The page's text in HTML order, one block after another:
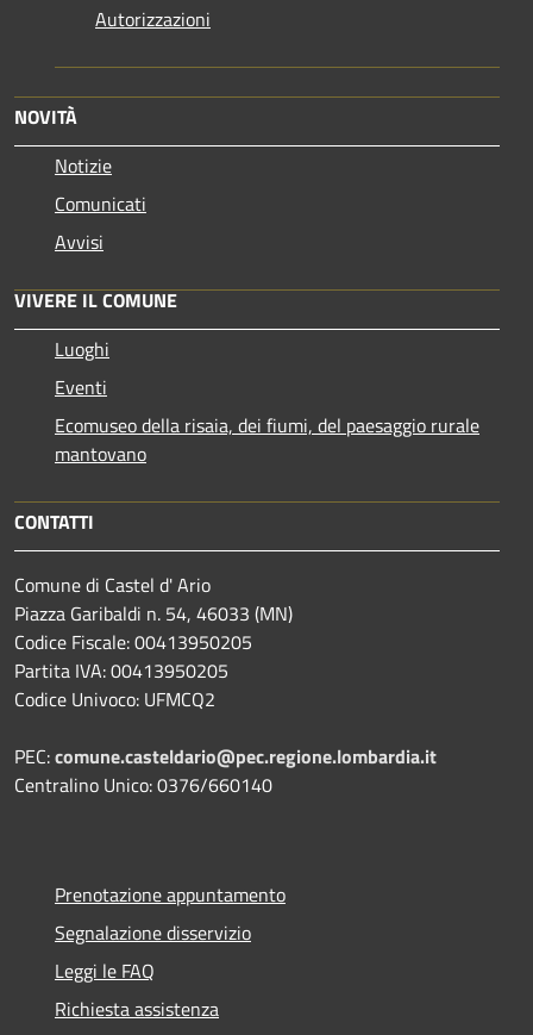
Autorizzazioni
NOVITÀ
Notizie
Comunicati
Avvisi
VIVERE IL COMUNE
Luoghi
Eventi
Ecomuseo della risaia, dei fiumi, del paesaggio rurale
mantovano
CONTATTI
Comune di Castel d' Ario
Piazza Garibaldi n. 54, 46033 (MN)
Codice Fiscale: 00413950205
Partita IVA: 00413950205
Codice Univoco: UFMCQ2
PEC:comune.casteldario@pec.regione.lombardia.it
Centralino Unico: 0376/660140
Prenotazione appuntamento
Segnalazione disservizio
Leggi le FAQ
Richiesta assistenza